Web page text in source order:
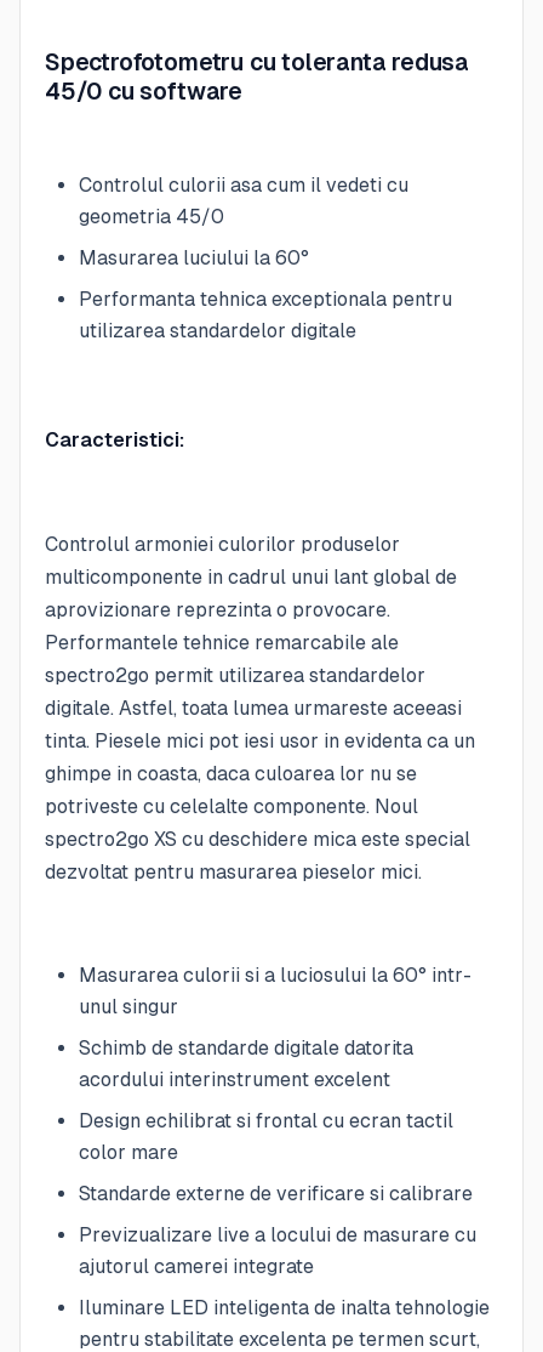
Spectrofotometru cu toleranta redusa
45/0 cu software
Controlul culorii asa cum il vedeti cu
geometria 45/0
Masurarea luciului la 60°
Performanta tehnica exceptionala pentru
utilizarea standardelor digitale
Caracteristici:
Controlul armoniei culorilor produselor
multicomponente in cadrul unui lant global de
aprovizionare reprezinta o provocare.
Performantele tehnice remarcabile ale
spectro2go permit utilizarea standardelor
digitale. Astfel, toata lumea urmareste aceeasi
tinta. Piesele mici pot iesi usor in evidenta ca un
ghimpe in coasta, daca culoarea lor nu se
potriveste cu celelalte componente. Noul
spectro2go XS cu deschidere mica este special
dezvoltat pentru masurarea pieselor mici.
Masurarea culorii si a luciosului la 60° intr-
unul singur
Schimb de standarde digitale datorita
acordului interinstrument excelent
Design echilibrat si frontal cu ecran tactil
color mare
Standarde externe de verificare si calibrare
Previzualizare live a locului de masurare cu
ajutorul camerei integrate
Iluminare LED inteligenta de inalta tehnologie
pentru stabilitate excelenta pe termen scurt,